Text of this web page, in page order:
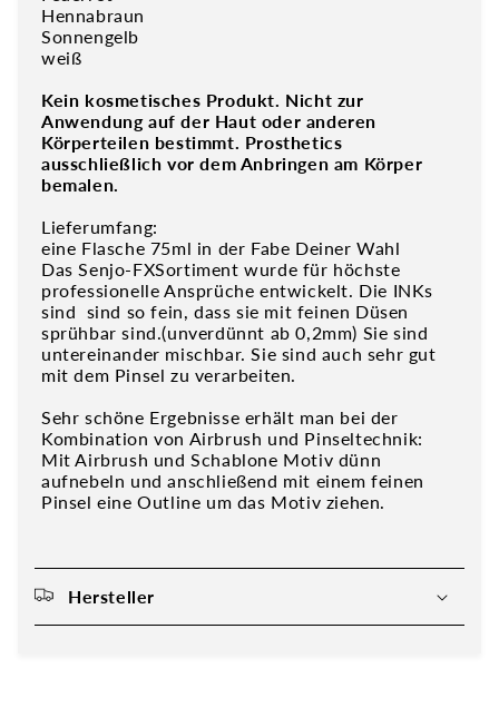
Hennabraun
Sonnengelb
weiß
Kein kosmetisches Produkt. Nicht zur
Anwendung auf der Haut oder anderen
Körperteilen bestimmt. Prosthetics
ausschließlich vor dem Anbringen am Körper
bemalen.
Lieferumfang:
eine Flasche 75ml in der Fabe Deiner Wahl
Das Senjo-FXSortiment wurde für höchste
professionelle Ansprüche entwickelt. Die INKs
sind sind so fein, dass sie mit feinen Düsen
sprühbar sind.(unverdünnt ab 0,2mm) Sie sind
untereinander mischbar. Sie sind auch sehr gut
mit dem Pinsel zu verarbeiten.
Sehr schöne Ergebnisse erhält man bei der
Kombination von Airbrush und Pinseltechnik:
Mit Airbrush und Schablone Motiv dünn
aufnebeln und anschließend mit einem feinen
Pinsel eine Outline um das Motiv ziehen.
Hersteller